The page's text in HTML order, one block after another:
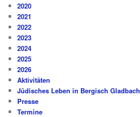
2020
2021
2022
2023
2024
2025
2026
Aktivitäten
Jüdisches Leben in Bergisch Gladbach
Presse
Termine